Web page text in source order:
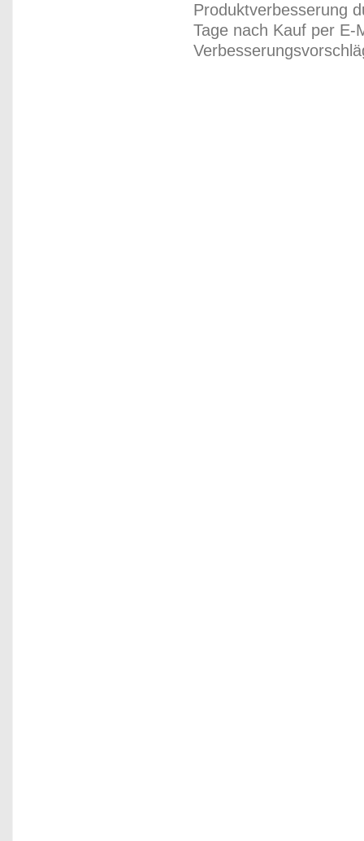
Produktverbesserung
Tage nach Kauf per E-